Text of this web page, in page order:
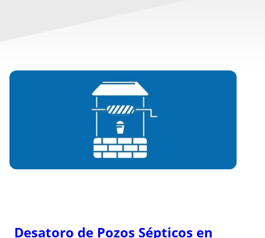
Desatoro de Pozos Sépticos en